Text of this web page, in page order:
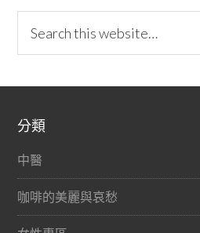
分類
中醫
咖啡的美麗與哀愁